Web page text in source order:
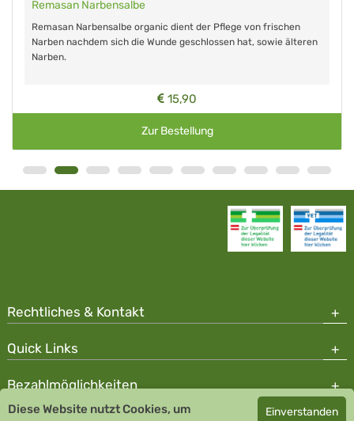
Remasan Narbensalbe
Remasan Narbensalbe organic dient der Pflege von frischen
Narben nachdem sich die Wunde geschlossen hat, sowie älteren
Narben.
15,90
Zur Bestellung
Rechtliches & Kontakt
Quick Links
Bezahlmöglichkeiten
Diese Website nutzt Cookies, um Einverstanden